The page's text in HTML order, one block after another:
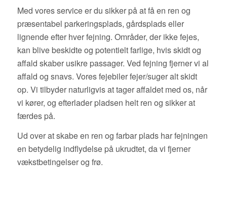
Med vores service er du sikker på at få en ren og
præsentabel parkeringsplads, gårdsplads eller
lignende efter hver fejning. Områder, der ikke fejes,
kan blive beskidte og potentielt farlige, hvis skidt og
affald skaber usikre passager. Ved fejning fjerner vi al
affald og snavs. Vores fejebiler fejer/suger alt skidt
op. Vi tilbyder naturligvis at tager affaldet med os, når
vi kører, og efterlader pladsen helt ren og sikker at
færdes på.
Ud over at skabe en ren og farbar plads har fejningen
en betydelig indflydelse på ukrudtet, da vi fjerner
vækstbetingelser og frø.